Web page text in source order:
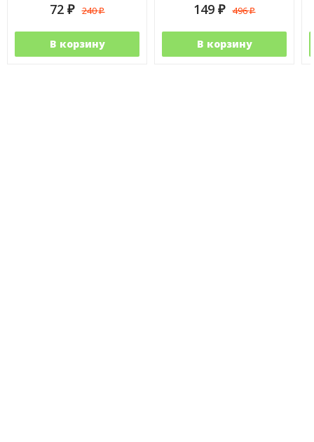
72 ₽ 240₽
В корзину
149 ₽ 496₽
В корзину